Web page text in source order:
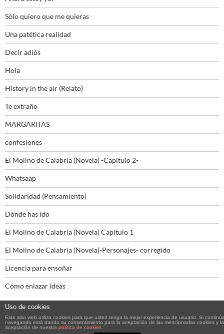
Sólo quiero que me quieras
Una patética realidad
Decir adiós
Hola
History in the air (Relato)
Te extraño
MARGARITAS
confesiones
El Molino de Calabria (Novela) -Capítulo 2-
Whatsaap
Solidaridad (Pensamiento)
Dónde has ido
El Molino de Calabria (Novela) Capítulo 1
El Molino de Calabria (Novela)-Personajes- corregido
Licencia para ensoñar
Cómo enlazar ideas
Funciona gracias a WordPress
Uso de cookies
Este sitio web utiliza cookies para que usted tenga la mejor experiencia de usuario. Si
navegando está dando su consentimiento para la aceptación de las mencionadas cookies y la
aceptación de nuestra política de cookies